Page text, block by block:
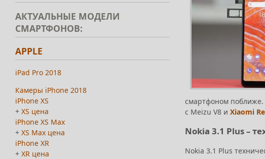
смартфоном поближе.
с Meizu V8 и Xiaomi
Nokia 3.1 Plus –
Nokia 3.1 Plus
АКТУАЛЬНЫЕ МОДЕЛИ
СМАРТФОНОВ:
APPLE
iPad Pro 2018
Камеры iPhone 2018
iPhone XS
+ XS цена
iPhone XS Max
+ XS Max цена
iPhone XR
+ XR цена